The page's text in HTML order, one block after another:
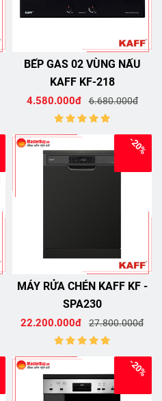
BẾP GAS 02 VÙNG NẤU
KAFF KF-218
4.580.000đ 6.680.000đ
MÁY RỬA CHÉN KAFF KF -
SPA230
22.200.000đ 27.800.000đ
-20%
-20%